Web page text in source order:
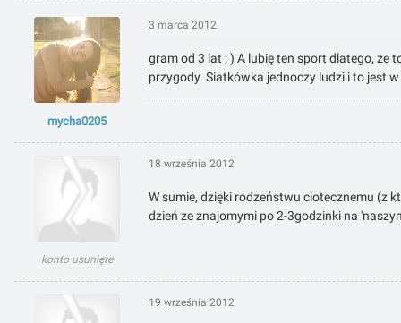
mycha0205
3 marca 2012
gram od 3 lat ; ) A lubię ten sport dlatego, ze
przygody. Siatkówka jednoczy ludzi i to jest w
konto usunięte
18 września 2012
W sumie, dzięki rodzeństwu ciotecznemu (z
dzień ze znajomymi po 2-3godzinki na
19 września 2012